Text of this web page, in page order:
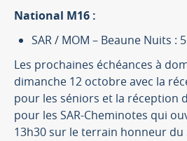
National M16 :
SAR / MOM – Beaune Nuits :
Les prochaines échéances à
dimanche 12 octobre avec la
pour les séniors et la réception
pour les SAR-Cheminotes qui
13h30 sur le terrain honneur du